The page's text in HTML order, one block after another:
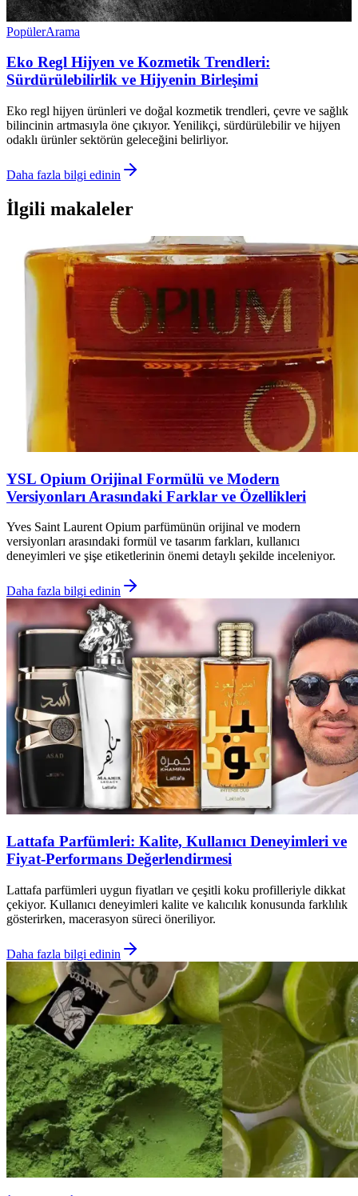
PopülerArama
Eko Regl Hijyen ve Kozmetik Trendleri:
Sürdürülebilirlik ve Hijyenin Birleşimi
Eko regl hijyen ürünleri ve doğal kozmetik trendleri, çevre ve sağlık
bilincinin artmasıyla öne çıkıyor. Yenilikçi, sürdürülebilir ve hijyen
odaklı ürünler sektörün geleceğini belirliyor.
Daha fazla bilgi edinin
İlgili makaleler
YSL Opium Orijinal Formülü ve Modern
Versiyonları Arasındaki Farklar ve Özellikleri
Yves Saint Laurent Opium parfümünün orijinal ve modern
versiyonları arasındaki formül ve tasarım farkları, kullanıcı
deneyimleri ve şişe etiketlerinin önemi detaylı şekilde inceleniyor.
Daha fazla bilgi edinin
Lattafa Parfümleri: Kalite, Kullanıcı Deneyimleri ve
Fiyat-Performans Değerlendirmesi
Lattafa parfümleri uygun fiyatları ve çeşitli koku profilleriyle dikkat
çekiyor. Kullanıcı deneyimleri kalite ve kalıcılık konusunda farklılık
gösterirken, macerasyon süreci öneriliyor.
Daha fazla bilgi edinin